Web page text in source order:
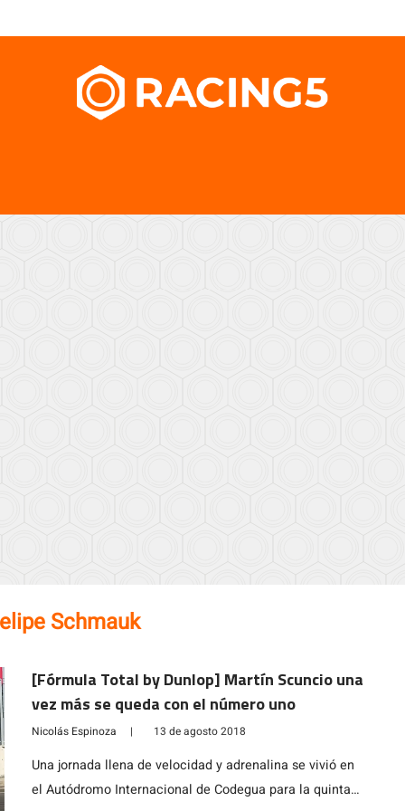
Schmauk
[Fórmula Total by Dunlop] Martín Scuncio una
vez más se queda con el número uno
Nicolás Espinoza | 13 de agosto 2018
Una jornada llena de velocidad y adrenalina se vivió en
el Autódromo Internacional de Codegua para la quinta